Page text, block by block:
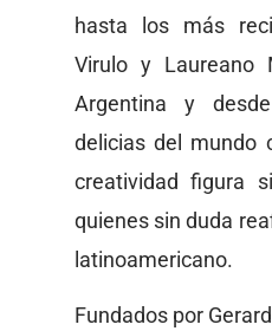
hasta los más
Virulo y Laureano
Argentina y
delicias del mundo
creatividad figura
quienes sin duda
latinoamericano.
Fundados por